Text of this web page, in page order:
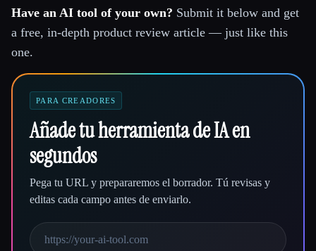
Have an AI tool of your own? Submit it below and get
a free, in-depth product review article — just like this
one.
PARA CREADORES
Añade tu herramienta de IA en
segundos
Pega tu URL y prepararemos el borrador. Tú revisas y
editas cada campo antes de enviarlo.